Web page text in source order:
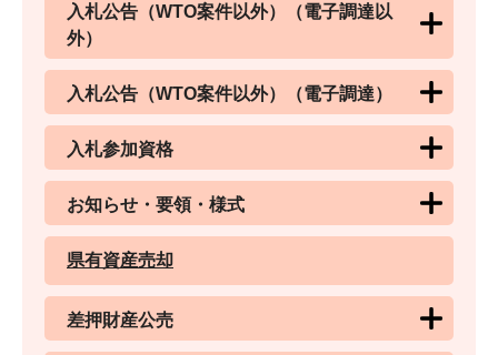
入札公告（WTO案件以外）（電子調達以
外）
入札公告（WTO案件以外）（電子調達）
入札参加資格
お知らせ・要領・様式
県有資産売却
差押財産公売